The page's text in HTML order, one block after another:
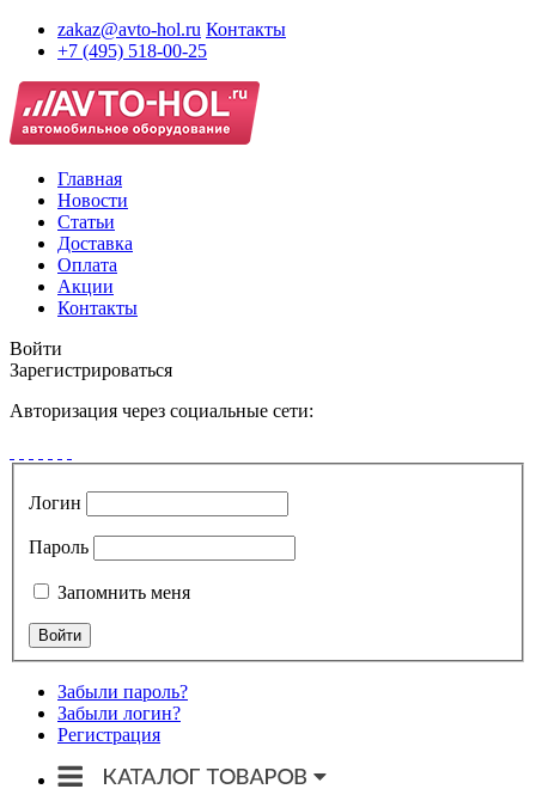
zakaz@avto-hol.ru Контакты
+7 (495) 518-00-25
Главная
Новости
Статьи
Доставка
Оплата
Акции
Контакты
Войти
Зарегистрироваться
Авторизация через социальные сети:
Логин
Пароль
Запомнить меня
Забыли пароль?
Забыли логин?
Регистрация